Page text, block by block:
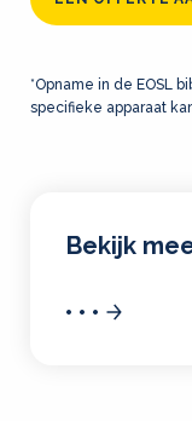
*Opname in de EOSL
specifieke apparaat
Bekijk